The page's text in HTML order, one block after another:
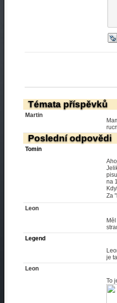
Témata příspěvků
Martin
Poslední odpovědi
Tomin
na
Za
Leon
Legend
je
Leon
To